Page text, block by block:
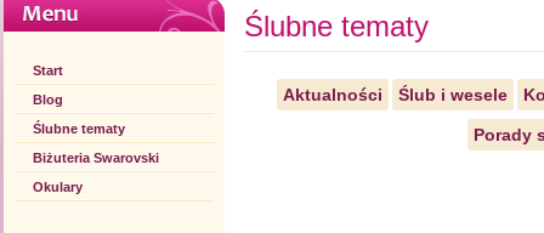
Start
Blog
Ślubne tematy
Biżuteria Swarovski
Okulary
Ślubne tematy
Aktualności Ślub i wesele
Porady